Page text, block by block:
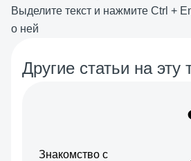
Выделите текст и нажмите Ctrl +
о ней
Другие статьи на эту
Знакомство с